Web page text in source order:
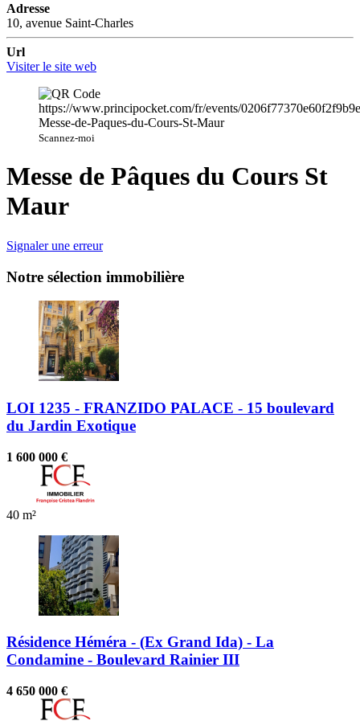
Adresse
10, avenue Saint-Charles
Url
Visiter le site web
Scannez-moi
Messe de Pâques du Cours St
Maur
Signaler une erreur
Notre sélection immobilière
LOI 1235 - FRANZIDO PALACE - 15 boulevard
du Jardin Exotique
1 600 000 €
40 m²
Résidence Héméra - (Ex Grand Ida) - La
Condamine - Boulevard Rainier III
4 650 000 €